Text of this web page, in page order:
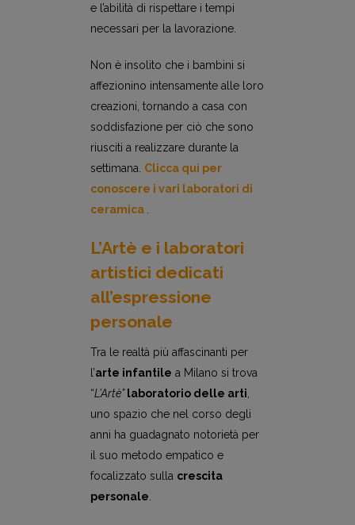
e l’abilità di rispettare i tempi
necessari per la lavorazione.
Non è insolito che i bambini si
affezionino intensamente alle loro
creazioni, tornando a casa con
soddisfazione per ciò che sono
riusciti a realizzare durante la
settimana. Clicca qui per
conoscere i vari laboratori di
ceramica
L’Artè e i laboratori
artistici dedicati
all’espressione
personale
Tra le realtà più affascinanti per
l’arte infantile a Milano si trova
“L’Artè” laboratorio delle arti
uno spazio che nel corso degli
anni ha guadagnato notorietà per
il suo metodo empatico e
focalizzato sulla crescita
personale